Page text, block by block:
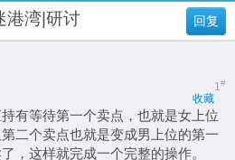
回复
港湾|研讨
1#
收藏
有等待第一个卖点，也就是女上位
二个卖点也就是变成男上位的第一
，这样就完成一个完整的操作。